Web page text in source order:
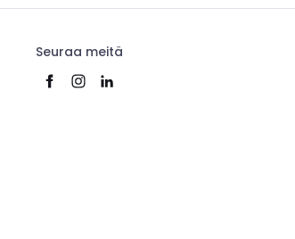
Seuraa meitä